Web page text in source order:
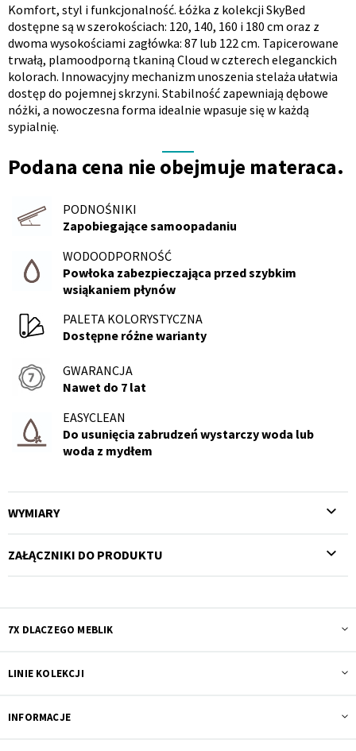
Opis
produktu
Komfort, styl i funkcjonalność. Łóżka z kolekcji SkyBed
dostępne są w szerokościach: 120, 140, 160 i 180 cm oraz z
dwoma wysokościami zagłówka: 87 lub 122 cm. Tapicerowane
trwałą, plamoodporną tkaniną Cloud w czterech eleganckich
kolorach. Innowacyjny mechanizm unoszenia stelaża ułatwia
dostęp do pojemnej skrzyni. Stabilność zapewniają dębowe
nóżki, a nowoczesna forma idealnie wpasuje się w każdą
sypialnię.
Podana cena nie obejmuje materaca.
PODNOŚNIKI
Zapobiegające samoopadaniu
WODOODPORNOŚĆ
Powłoka zabezpieczająca przed szybkim
wsiąkaniem płynów
PALETA KOLORYSTYCZNA
Dostępne różne warianty
GWARANCJA
Nawet do 7 lat
NÓŻKI
litego
drewna
EASYCLEAN
Do usunięcia zabrudzeń wystarczy woda lub
woda z mydłem
WYMIARY
ZAŁĄCZNIKI DO PRODUKTU
7X DLACZEGO MEBLIK
LINIE KOLEKCJI
INFORMACJE